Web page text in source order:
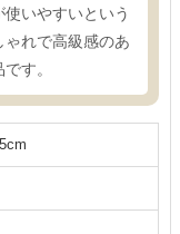
いやすいという
れで高級感のあ
す。